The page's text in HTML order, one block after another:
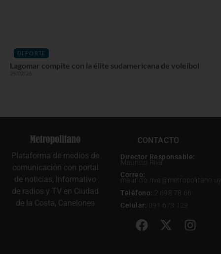
DEPORTE
Lagomar compite con la élite sudamericana de voleibol
25/02/26
Plataforma de medios de
comunicación con portal
de noticias, Informativo
de radios y TV en Ciudad
de la Costa, Canelones
CONTACTO
Director Responsable:
Mauricio Riva
Correo:
mauricio.riva@metropolitano.uy
Teléfono: 2 698 78 66
Celular: 091 673 129